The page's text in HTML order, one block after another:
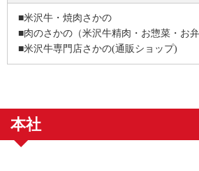
■米沢牛・焼肉さかの
■肉のさかの（米沢牛精肉・お惣菜・お弁
■米沢牛専門店さかの(通販ショップ)
本社